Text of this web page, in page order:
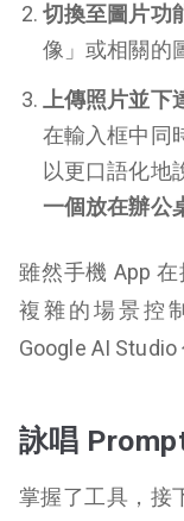
切換至圖片功
像」或相關的
上傳照片並下
在輸入框中同
以更口語化地
一個放在辦公
雖然手機 App
複雜的場景控
Google AI Studio
詠唱
掌握了工具，接